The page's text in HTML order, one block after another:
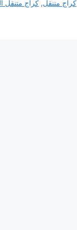
كراج متنقل, كراج متنقل